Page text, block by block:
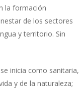
la formación
de los sectores
y territorio. Sin
inicia como sanitaria,
y de la naturaleza;